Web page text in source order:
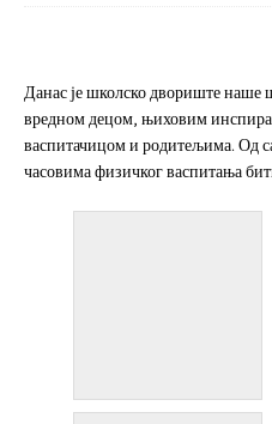
Данас је школско двориште
вредном децом, њиховим
васпитачицом и родитељима. Од
часовима физичког васпитања